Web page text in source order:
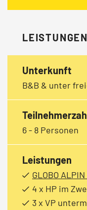
LEISTUNGEN
Unterkunft
B&B & unter
6 - 8 Personen
Leistungen
GLOBO
4 x HP im
3 x VP